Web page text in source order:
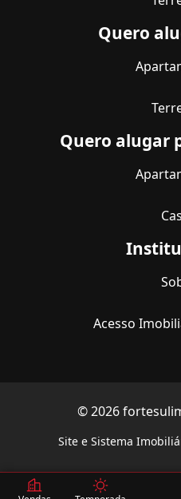
Quero
Quero alugar
Acesso
© 2026
Site e Sistema